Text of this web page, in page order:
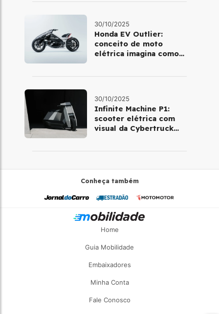
30/10/2025
Honda EV Outlier:
conceito de moto
elétrica imagina como
30/10/2025
Infinite Machine P1:
scooter elétrica com
visual da Cybertruck
Conheça também
Home
Guia Mobilidade
Embaixadores
Minha Conta
Fale Conosco